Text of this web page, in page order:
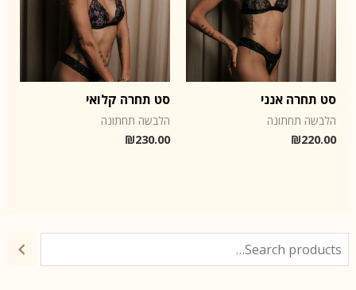
סט תחרה אנני
הלבשה תחתונה
₪220.00
סט תחרה קלואי
הלבשה תחתונה
₪230.00